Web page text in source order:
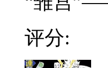
评分: